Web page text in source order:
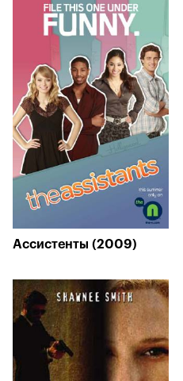
Ассистенты (2009)